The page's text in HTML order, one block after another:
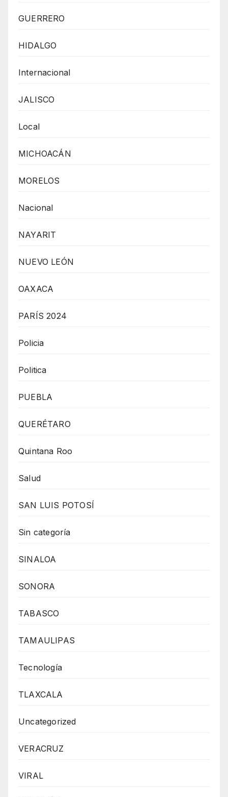
GUERRERO
HIDALGO
Internacional
JALISCO
Local
MICHOACÁN
MORELOS
Nacional
NAYARIT
NUEVO LEÓN
OAXACA
PARÍS 2024
Policia
Politica
PUEBLA
QUERÉTARO
Quintana Roo
Salud
SAN LUIS POTOSÍ
Sin categoría
SINALOA
SONORA
TABASCO
TAMAULIPAS
Tecnología
TLAXCALA
Uncategorized
VERACRUZ
VIRAL